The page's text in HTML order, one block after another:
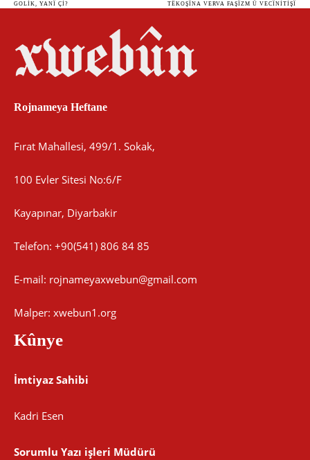
GOLIK, YANÎ ÇI? TÊKOŞÎNA VERVA FAŞÎZM Û VECÎNITIŞÎ
Rojnameya Heftane
Fırat Mahallesi, 499/1. Sokak,
100 Evler Sitesi No:6/F
Kayapınar, Diyarbakir
Telefon: +90(541) 806 84 85
E-mail: rojnameyaxwebun@gmail.com
Malper: xwebun1.org
Kûnye
İmtiyaz Sahibi
Kadri Esen
Sorumlu Yazı işleri Müdürü